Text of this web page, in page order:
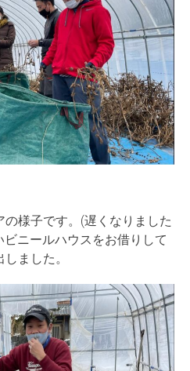
様子です。(遅くなりました
ニールハウスをお借りして
ました。